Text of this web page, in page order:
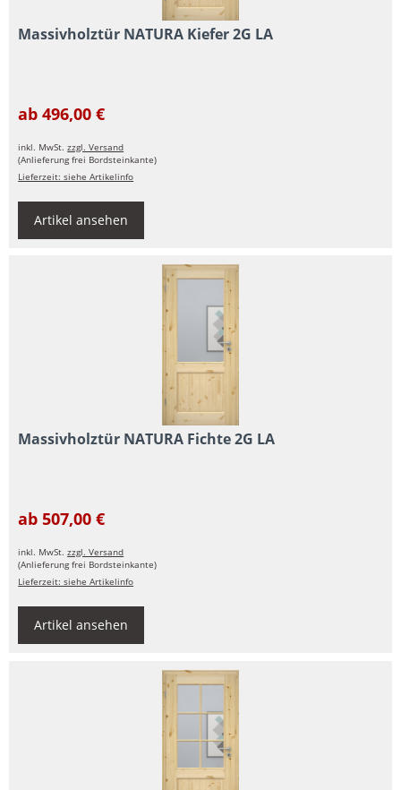
Massivholztür NATURA Kiefer 2G LA
ab 496,00 €
inkl. MwSt.zzgl. Versand
(Anlieferung frei Bordsteinkante)
Lieferzeit: siehe Artikelinfo
Artikel ansehen
Massivholztür NATURA Fichte 2G LA
ab 507,00 €
inkl. MwSt.zzgl. Versand
(Anlieferung frei Bordsteinkante)
Lieferzeit: siehe Artikelinfo
Artikel ansehen